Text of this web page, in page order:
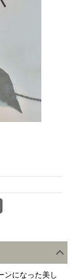
ンになった美し